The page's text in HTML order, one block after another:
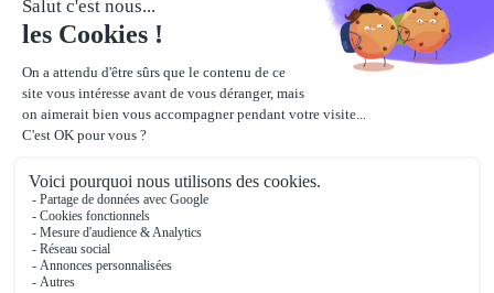
notrelocalisation
4 Boulevard Lucien Favre
64000Pau
Voir le plan détaillé